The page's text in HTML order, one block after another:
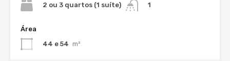
2 ou 3 quartos (1 suíte)
1
Área
44 e 54 m²